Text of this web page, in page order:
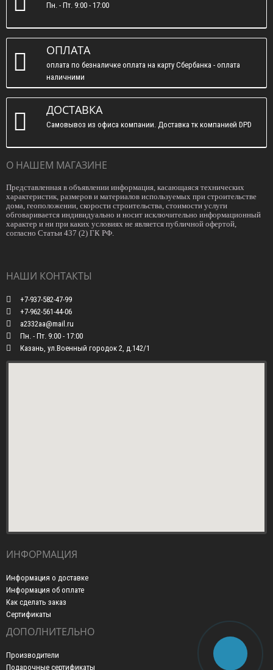
Пн. - Пт. 9:00 - 17:00
ОПЛАТА
оплата по безналичке оплата на карту Сбербанка - оплата
наличними
ДОСТАВКА
Самовывоз из офиса компании. Доставка тк компанией DPD
О НАШЕМ МАГАЗИНЕ
Представленная в объявлении информация, касающаяся технических
характеристик, размеров и материалов используемых при строительстве
дома, геоположении, скорости строительства, стоимости услуги
обговаривается индивидуально и носит исключительно информационный
характер и ни при каких условиях не является публичной офертой,
согласно Статьи 437 (2) ГК РФ.
НАШИ КОНТАКТЫ
+7-937-582-47-99
+7-962-561-44-06
a2332aa@mail.ru
Пн. - Пт. 9:00 - 17:00
Казань, ул.Военный городок 2, д.142/1
ИНФОРМАЦИЯ
Информация о доставке
Информация об оплате
Как сделать заказ
Сертификаты
ДОПОЛНИТЕЛЬНО
Производители
Подарочные сертификаты